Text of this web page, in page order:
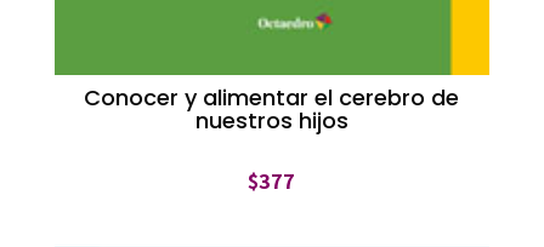
Conocer y alimentar el cerebro de
nuestros hijos
$377